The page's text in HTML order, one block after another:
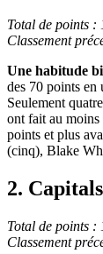
Total de points :
Classement
Une habitude
des 70 points en
Seulement
ont fait au moins
points et plus
(cinq), Blake
2.
Total de points :
Classement